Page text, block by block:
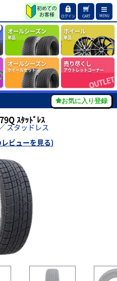
ログイン CART MENU
オールシーズン
単品
ホイール
単品
オールシーズン
ホイールセット
売り尽くし
アウトレットコーナー
お気に入り登録
ｽﾀｯﾄﾞﾚｽ
スタッドレス
ビューを見る)